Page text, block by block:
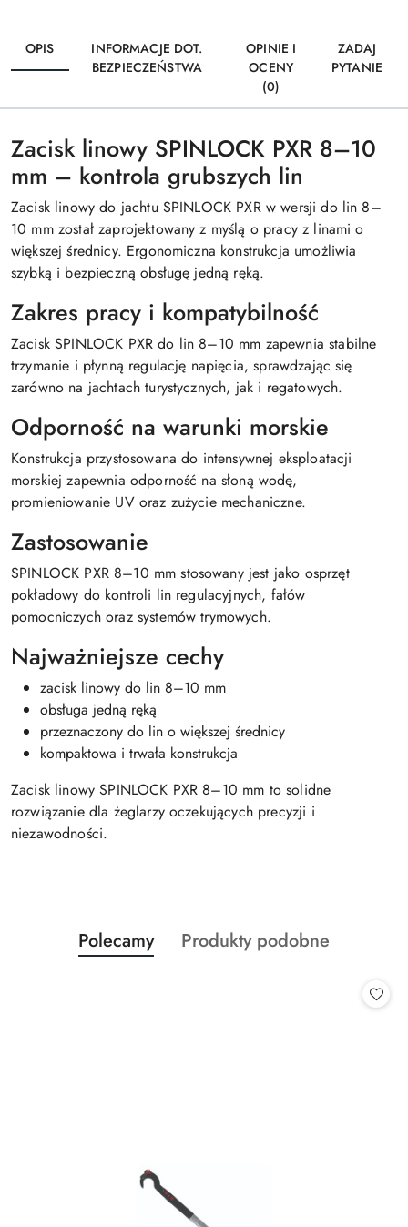
OPIS
INFORMACJE DOT.
BEZPIECZEŃSTWA
OPINIE I
OCENY
(0)
ZADAJ
PYTANIE
Zacisk linowy SPINLOCK PXR 8–10
mm – kontrola grubszych lin
Zacisk linowy do jachtu SPINLOCK PXR w wersji do lin 8–
10 mm został zaprojektowany z myślą o pracy z linami o
większej średnicy. Ergonomiczna konstrukcja umożliwia
szybką i bezpieczną obsługę jedną ręką.
Zakres pracy i kompatybilność
Zacisk SPINLOCK PXR do lin 8–10 mm zapewnia stabilne
trzymanie i płynną regulację napięcia, sprawdzając się
zarówno na jachtach turystycznych, jak i regatowych.
Odporność na warunki morskie
Konstrukcja przystosowana do intensywnej eksploatacji
morskiej zapewnia odporność na słoną wodę,
promieniowanie UV oraz zużycie mechaniczne.
Zastosowanie
SPINLOCK PXR 8–10 mm stosowany jest jako osprzęt
pokładowy do kontroli lin regulacyjnych, fałów
pomocniczych oraz systemów trymowych.
Najważniejsze cechy
zacisk linowy do lin 8–10 mm
obsługa jedną ręką
przeznaczony do lin o większej średnicy
kompaktowa i trwała konstrukcja
Zacisk linowy SPINLOCK PXR 8–10 mm to solidne
rozwiązanie dla żeglarzy oczekujących precyzji i
niezawodności.
Pomiń karuzelę produktów
Produkty
o
Polecamy
Produkty
Produkty podobne